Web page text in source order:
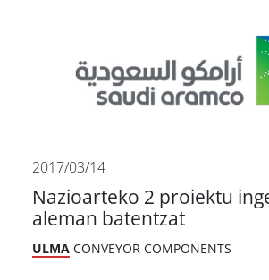
2017/03/14
Nazioarteko 2 proiektu
aleman batentzat
ULMA CONVEYOR COMPONENTS